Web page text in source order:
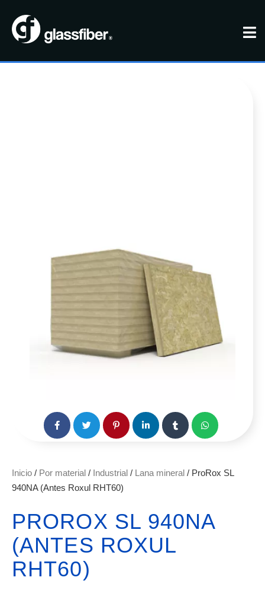
Inicio / Por material / Industrial / Lana mineral / ProRox SL
940NA (Antes Roxul RHT60)
PROROX SL 940NA
(ANTES ROXUL
RHT60)